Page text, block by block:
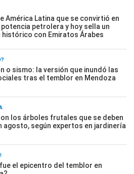
América Latina que se convirtió en
potencia petrolera y hoy sella un
histórico con Emiratos Árabes
o sismo: la versión que inundó las
tras el temblor en Mendoza
los árboles frutales que se deben
agosto, según expertos en jardinería
el epicentro del temblor en